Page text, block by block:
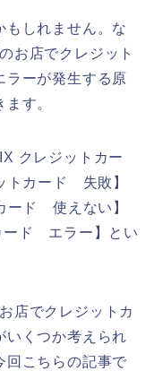
もしれません。な
お店でクレジット
ラーが発生する原
す。
クレジットカー
トカード 失敗】
ード 使えない】
ード エラー】とい
店でクレジットカ
いくつか考えられ
回こちらの記事で